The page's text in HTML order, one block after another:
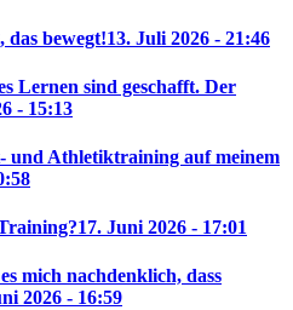
das bewegt!13. Juli 2026 - 21:46
Lernen sind geschafft. Der
- 15:13
und Athletiktraining auf meinem
17. Juni 2026 - 17:01
mich nachdenklich, dass
2026 - 16:59